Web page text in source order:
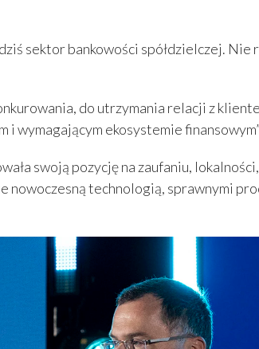
sektor bankowości spółdzielczej.
do utrzymania relacji z
ekosystemie
swoją pozycję na zaufaniu,
technologią, sprawnymi